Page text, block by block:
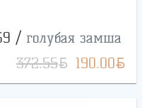
/ голубая замша
372.55BYN 190.00BYN